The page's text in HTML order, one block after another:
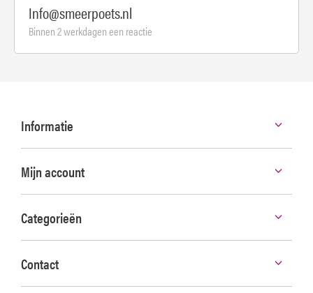
Info@smeerpoets.nl
Binnen 2 werkdagen een reactie
Informatie
Mijn account
Categorieën
Contact